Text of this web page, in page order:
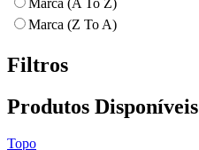
Marca (Z To A)
Filtros
Produtos Disponíveis
Topo